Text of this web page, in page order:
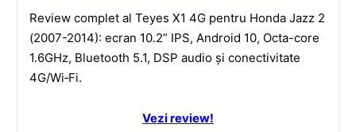
Review complet al Teyes X1 4G pentru Honda Jazz 2
(2007-2014): ecran 10.2” IPS, Android 10, Octa-core
1.6GHz, Bluetooth 5.1, DSP audio și conectivitate
4G/Wi‑Fi.
Vezi review!